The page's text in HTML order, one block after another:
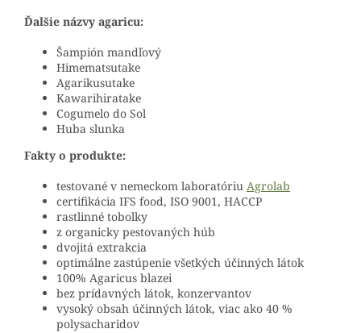
Ďalšie názvy agaricu:
Šampión mandľový
Himematsutake
Agarikusutake
Kawarihiratake
Cogumelo do Sol
Huba slunka
Fakty o produkte:
testované v nemeckom laboratóriu Agrolab
certifikácia IFS food, ISO 9001, HACCP
rastlinné tobolky
z organicky pestovaných húb
dvojitá extrakcia
optimálne zastúpenie všetkých účinných látok
100% Agaricus blazei
bez prídavných látok, konzervantov
vysoký obsah účinných látok, viac ako 40 %
polysacharidov